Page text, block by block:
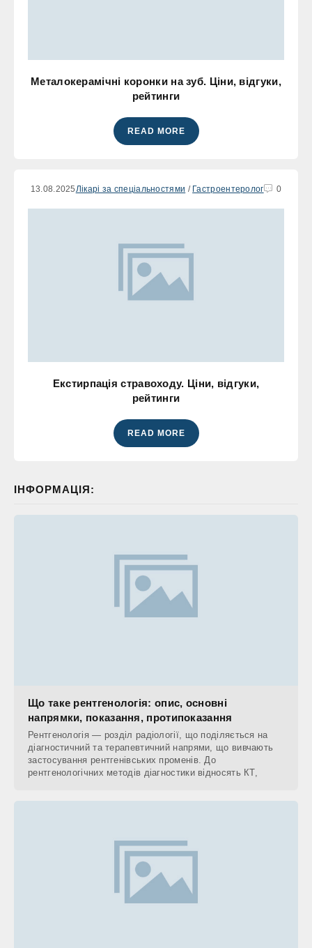
Металокерамічні коронки на зуб. Ціни, відгуки,
рейтинги
READ MORE
13.08.2025 Лікарі за спеціальностями / Гастроентеролог 0
Екстирпація стравоходу. Ціни, відгуки,
рейтинги
READ MORE
ІНФОРМАЦІЯ:
Що таке рентгенологія: опис, основні
напрямки, показання, протипоказання
Рентгенологія — розділ радіології, що поділяється на
діагностичний та терапевтичний напрями, що вивчають
застосування рентгенівських променів. До
рентгенологічних методів діагностики відносять КТ,